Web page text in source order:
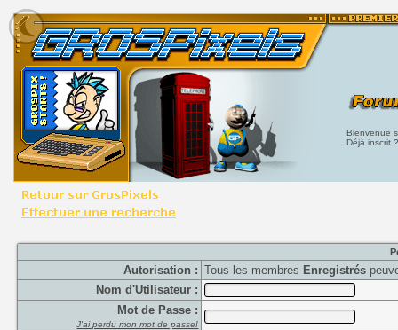
Bienvenue
Déjà inscrit
Autorisation : Tous les membres Enregistrés
Nom d'Utilisateur :
Mot de Passe :
J'ai perdu mon mot de passe!